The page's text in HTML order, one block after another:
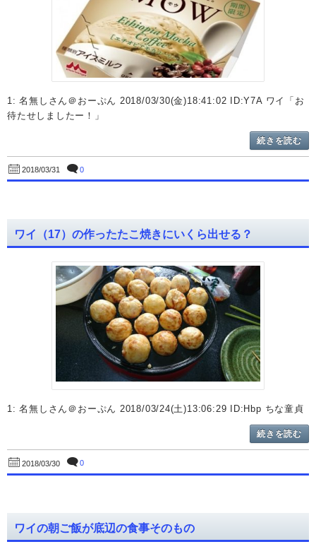
1: 名無しさん＠おーぷん 2018/03/30(金)18:41:02 ID:Y7A ワイ「お
待たせしましたー！」
続きを読む
2018/03/31 0
ワイ（17）の作ったたこ焼きにいくら出せる？
1: 名無しさん＠おーぷん 2018/03/24(土)13:06:29 ID:Hbp ちな童貞
続きを読む
2018/03/30 0
ワイの朝ご飯が底辺の食事そのもの